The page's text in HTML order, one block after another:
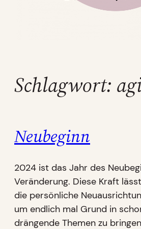
Schlagwort:
Neubeginn
2024 ist das Jahr des
Veränderung. Diese Kraft
die persönliche
um endlich mal Grund in
drängende Themen zu